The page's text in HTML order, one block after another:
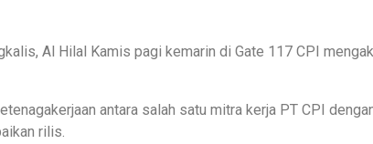
Al Hilal Kamis pagi kemarin di Gate 117 CPI
antara salah satu mitra kerja PT CPI
rilis.